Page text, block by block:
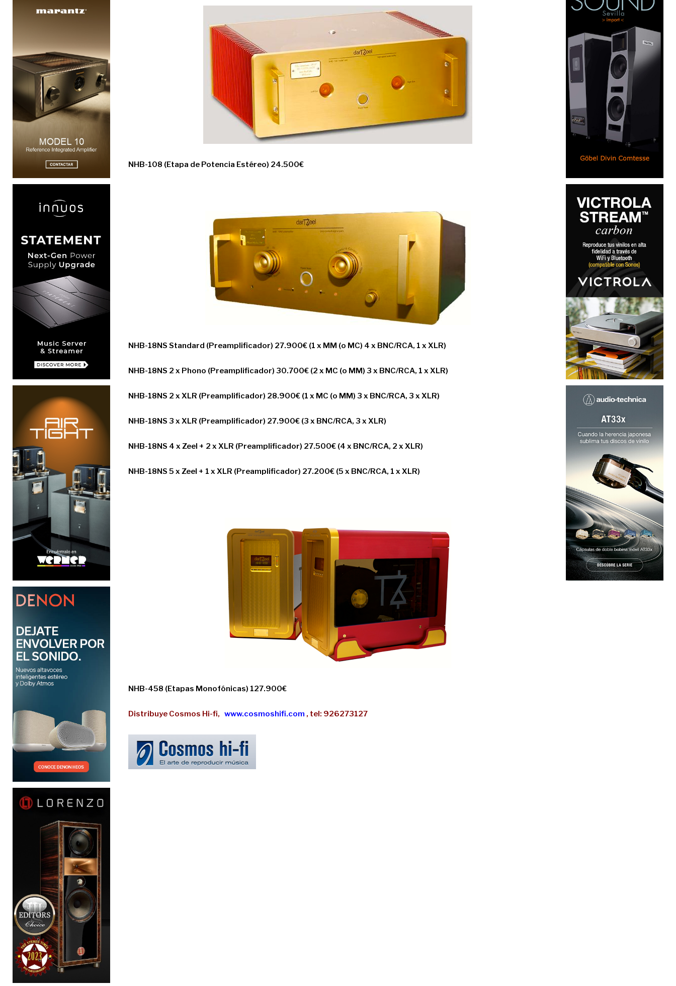
NHB-108 (Etapa de Potencia Estéreo) 24.500€
NHB-18NS Standard (Preamplificador) 27.900€ (1 x MM (o MC) 4 x BNC/RCA, 1 x XLR)
NHB-18NS 2 x Phono (Preamplificador) 30.700€ (2 x MC (o MM) 3 x BNC/RCA, 1 x XLR)
NHB-18NS 2 x XLR (Preamplificador) 28.900€ (1 x MC (o MM) 3 x BNC/RCA, 3 x XLR)
NHB-18NS 3 x XLR (Preamplificador) 27.900€ (3 x BNC/RCA, 3 x XLR)
NHB-18NS 4 x Zeel + 2 x XLR (Preamplificador) 27.500€ (4 x BNC/RCA, 2 x XLR)
NHB-18NS 5 x Zeel + 1 x XLR (Preamplificador) 27.200€ (5 x BNC/RCA, 1 x XLR)
NHB-458 (Etapas Monofónicas) 127.900€
Distribuye Cosmos Hi-fi,www.cosmoshifi.com , tel: 926273127